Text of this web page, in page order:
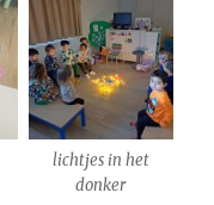
lichtjes in het
donker